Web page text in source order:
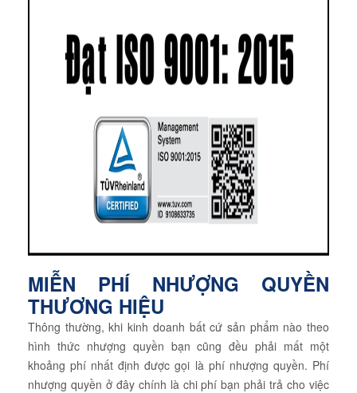
MIỄN PHÍ NHƯỢNG QUYỀN
THƯƠNG HIỆU
Thông thường, khi kinh doanh bất cứ sản phẩm nào theo
hình thức nhượng quyền bạn cũng đều phải mất một
khoảng phí nhất định được gọi là phí nhượng quyền. Phí
nhượng quyền ở đây chính là chi phí bạn phải trả cho việc